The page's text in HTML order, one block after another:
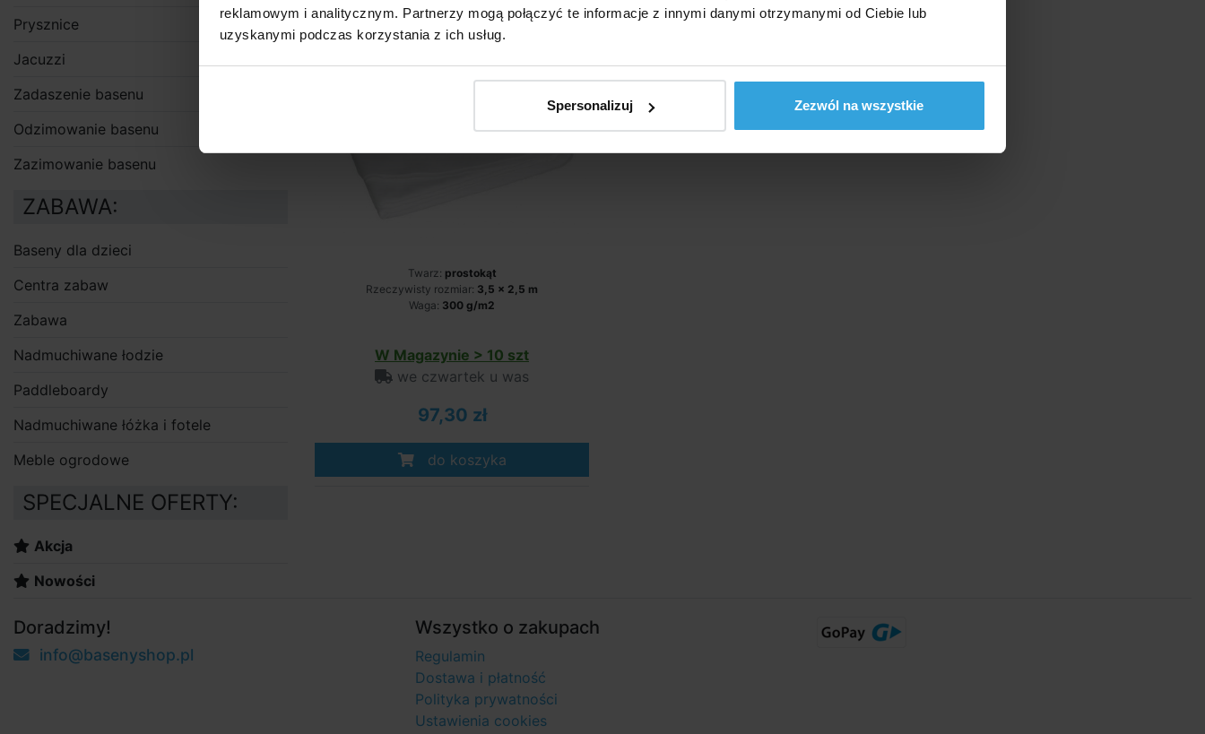
reklamowym i analitycznym. Partnerzy mogą połączyć te informacje z innymi danymi otrzymanymi od Ciebie lub
uzyskanymi podczas korzystania z ich usług.
Spersonalizuj Zezwól na wszystkie
Twarz: prostokąt
Rzeczywisty rozmiar: 3,5 x 2,5 m
Waga: 300 g/m2
W Magazynie > 10 szt
we czwartek u was
97,30 zł
do koszyka
Prysznice
Jacuzzi
Zadaszenie basenu
Odzimowanie basenu
Zazimowanie basenu
ZABAWA:
Baseny dla dzieci
Centra zabaw
Zabawa
Nadmuchiwane łodzie
Paddleboardy
Nadmuchiwane łóżka i fotele
Meble ogrodowe
SPECJALNE OFERTY:
Akcja
Nowości
Doradzimy!
info@basenyshop.pl
Wszystko o zakupach
Regulamin
Dostawa i płatność
Polityka prywatności
Ustawienia cookies